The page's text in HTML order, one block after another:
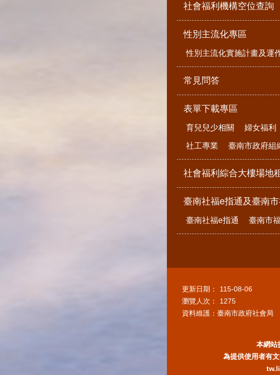
社會福利機構空位查詢
性別主流化專區
性別主流化實施計畫及運
常見問答
表單下載專區
育兒兒少相關 婦女福利
社工專業 臺南市政府組
社會福利綜合大樓場地
臺南社福e指通及臺南
臺南社福e指通 臺南市
更新日期：
115-08-06
瀏覽人次：
1275
資料維護：臺南市政府社會局
本網站
為提供使用者有